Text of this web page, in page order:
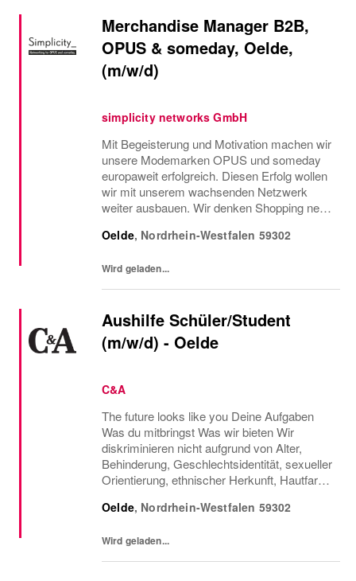
Merchandise Manager B2B,
OPUS & someday, Oelde,
(m/w/d)
simplicity networks GmbH
Mit Begeisterung und Motivation machen wir
unsere Modemarken OPUS und someday
europaweit erfolgreich. Diesen Erfolg wollen
wir mit unserem wachsenden Netzwerk
weiter ausbauen. Wir denken Shopping neu.
Detail. Im Sales stehen die Zusammenarbeit
Oelde, Nordrhein-Westfalen 59302
Wird geladen...
Aushilfe Schüler/Student
(m/w/d) - Oelde
C&A
The future looks like you Deine Aufgaben
Was du mitbringst Was wir bieten Wir
diskriminieren nicht aufgrund von Alter,
Behinderung, Geschlechtsidentität, sexueller
Orientierung, ethnischer Herkunft, Hautfarbe,
oder Familienstand oder einer anderen
Oelde, Nordrhein-Westfalen 59302
Wird geladen...